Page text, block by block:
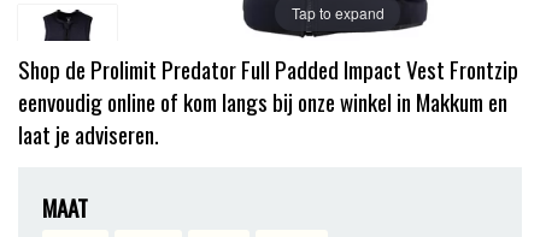
Tap to expand
Shop de Prolimit Predator Full Padded Impact Vest Frontzip
eenvoudig online of kom langs bij onze winkel in Makkum en
laat je adviseren.
MAAT